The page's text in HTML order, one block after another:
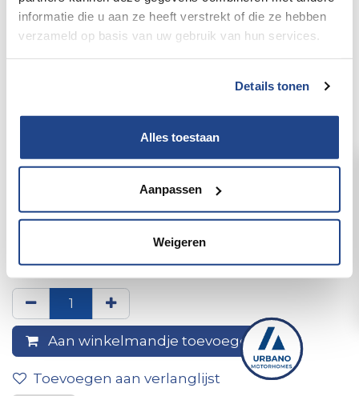
informatie die u aan ze heeft verstrekt of die ze hebben
verzameld op basis van uw gebruik van hun services.
Details tonen
Alles toestaan
Aanpassen
Weigeren
Achterrok rechts onder
garage elnagh magnum
Aan winkelmandje toevoegen
Toevoegen aan verlanglijst